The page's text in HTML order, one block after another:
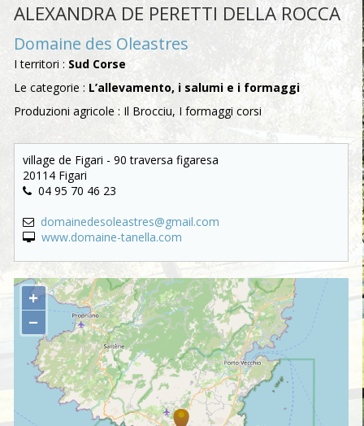
ALEXANDRA DE PERETTI DELLA ROCCA
Domaine des Oleastres
I territori : Sud Corse
Le categorie : L’allevamento, i salumi e i formaggi
Produzioni agricole : Il Brocciu, I formaggi corsi
village de Figari - 90 traversa figaresa
20114 Figari
04 95 70 46 23
domainedesoleastres@gmail.com
www.domaine-tanella.com
+
−